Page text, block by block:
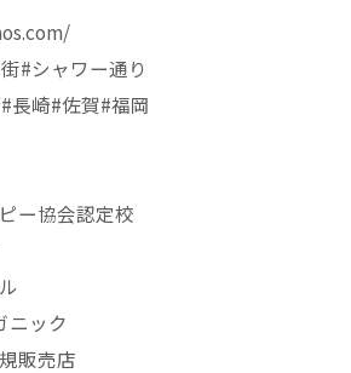
#シャワー通り
長崎#佐賀#福岡
ー協会認定校
ニック
販売店